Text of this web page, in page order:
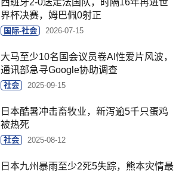
界杯决赛，姆巴佩0射正
国际-社会 2026-07-15
大马至少10名国会议员卷AI性爱片风波，
通讯部急寻Google协助调查
社会 2025-09-15
日本酷暑冲击畜牧业，新泻逾5千只蛋鸡
被热死
社会 2025-08-12
日本九州暴雨至少2死5失踪，熊本灾情最